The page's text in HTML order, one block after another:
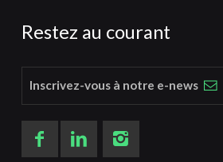
Restez au courant
Inscrivez-vous à notre e-news